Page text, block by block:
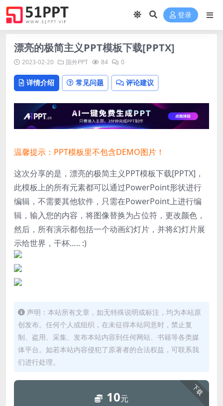
登录
漂亮的极简主义PPT模板下载[PPTX]
2023-02-20 国外PPT 84 0
详情介绍 常见问题 评论建议
温馨提示：PPT模板里不包含DEMO图片！
这次分享的是，漂亮的极简主义PPT模板下载[PPTX]，
此模板上的所有元素都可以通过PowerPoint形状进行
编辑，不需要其他软件，只需在PowerPoint上进行编
辑，输入您的内容，将图像替换为占位符，更改颜色，
然后，所有演示都包括一个动画幻灯片，并将幻灯片展
示给世界，干杯….. :)
声明：本站所有文章，如无特殊说明或标注，均为本站原
创发布。任何个人或组织，在未征得本站同意时，禁止复
制、盗用、采集、发布本站内容到任何网站、书籍等各类媒
体平台。如若本站内容侵犯了原著者的合法权益，可联系我
们进行处理。
下载
10元